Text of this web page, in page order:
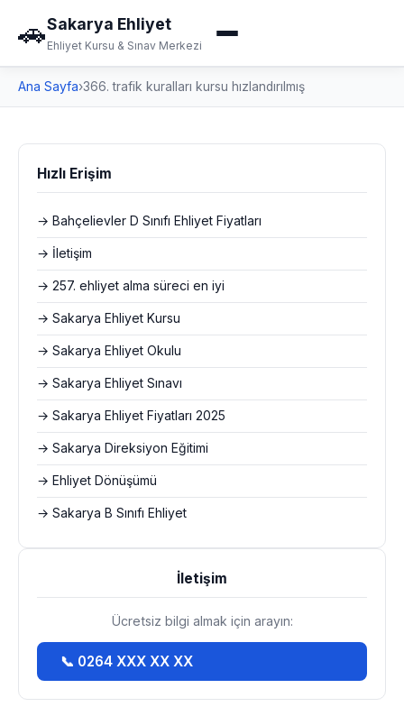
🚗Sakarya Ehliyet
Ehliyet Kursu & Sınav Merkezi
Ana Sayfa›366. trafik kuralları kursu hızlandırılmış
Hızlı Erişim
→ Bahçelievler D Sınıfı Ehliyet Fiyatları
→ İletişim
→ 257. ehliyet alma süreci en iyi
→ Sakarya Ehliyet Kursu
→ Sakarya Ehliyet Okulu
→ Sakarya Ehliyet Sınavı
→ Sakarya Ehliyet Fiyatları 2025
→ Sakarya Direksiyon Eğitimi
→ Ehliyet Dönüşümü
→ Sakarya B Sınıfı Ehliyet
İletişim
Ücretsiz bilgi almak için arayın:
📞 0264 XXX XX XX